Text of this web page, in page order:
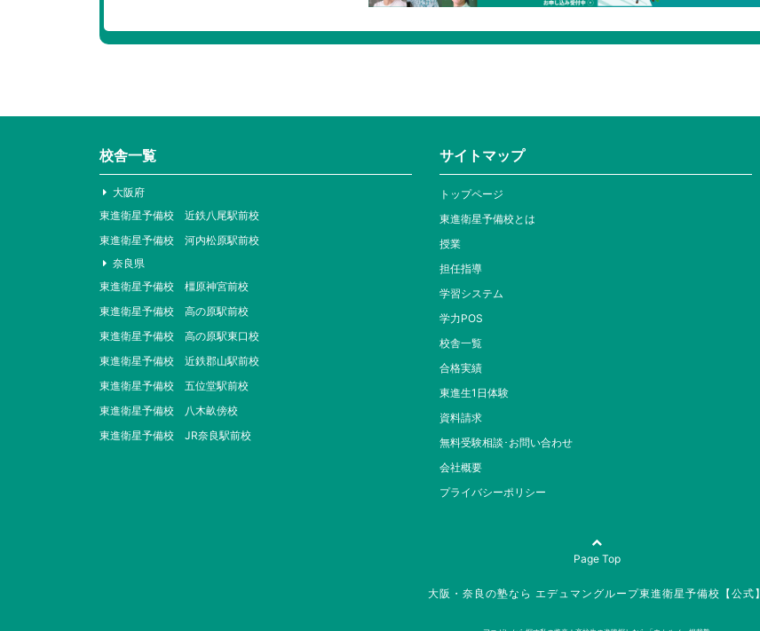
校舎一覧
大阪府
東進衛星予備校 近鉄八尾駅前校
東進衛星予備校 河内松原駅前校
奈良県
東進衛星予備校 橿原神宮前校
東進衛星予備校 高の原駅前校
東進衛星予備校 高の原駅東口校
東進衛星予備校 近鉄郡山駅前校
東進衛星予備校 五位堂駅前校
東進衛星予備校 八木畝傍校
東進衛星予備校 JR奈良駅前校
サイトマップ
トップページ
東進衛星予備校とは
授業
担任指導
学習システム
学力POS
校舎一覧
合格実績
東進生1日体験
資料請求
無料受験相談･お問い合わせ
会社概要
プライバシーポリシー
Page Top
大阪・奈良の塾なら エデュマングループ東進衛星予備校【公式】